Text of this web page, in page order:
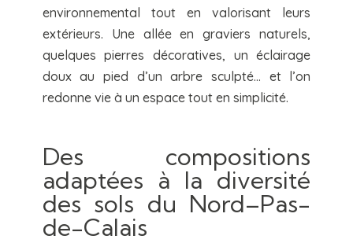
environnemental tout en valorisant leurs
extérieurs. Une allée en graviers naturels,
quelques pierres décoratives, un éclairage
doux au pied d’un arbre sculpté… et l’on
redonne vie à un espace tout en simplicité.
Des compositions
adaptées à la diversité
des sols du Nord–Pas-
de-Calais